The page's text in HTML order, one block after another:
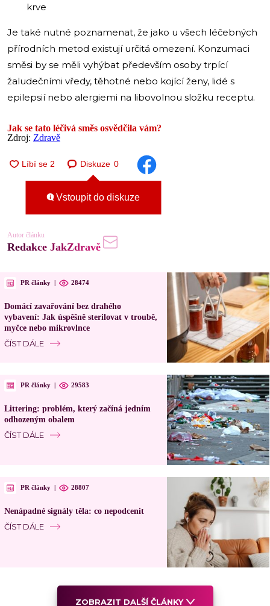
krve
Je také nutné poznamenat, že jako u všech léčebných
přírodních metod existují určitá omezení. Konzumaci
směsi by se měli vyhýbat především osoby trpící
žaludečními vředy, těhotné nebo kojící ženy, lidé s
epilepsií nebo alergiemi na libovolnou složku receptu.
Jak se tato léčivá směs osvědčila vám?
Zdroj: Zdravě
Diskuze 0
Vstoupit do diskuze
Autor článku
Redakce JakZdravě
PR články | 28474
Domácí zavařování bez drahého
vybavení: Jak úspěšně sterilovat v troubě,
myčce nebo mikrovlnce
ČÍST DÁLE
PR články | 29583
Littering: problém, který začíná jedním
odhozeným obalem
ČÍST DÁLE
PR články | 28807
Nenápadné signály těla: co nepodcenit
ČÍST DÁLE
ZOBRAZIT DALŠÍ ČLÁNKY